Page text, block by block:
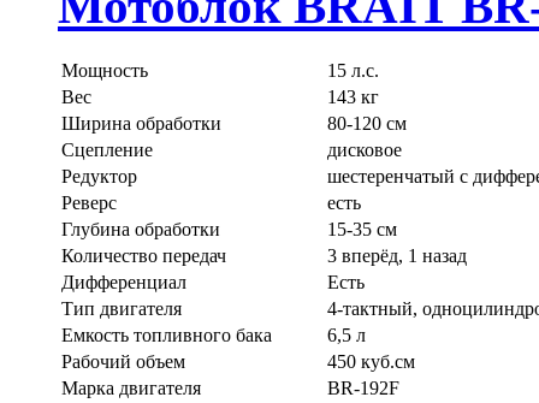
Мощность
15 л.с.
Вес
143 кг
Ширина обработки
80-120 см
Сцепление
дисковое
Редуктор
шестеренчатый с
Реверс
есть
Глубина обработки
15-35 см
Количество передач
3 вперёд, 1 назад
Дифференциал
Есть
Тип двигателя
4-тактный,
Емкость топливного бака
6,5 л
Рабочий объем
450 куб.см
Марка двигателя
BR-192F